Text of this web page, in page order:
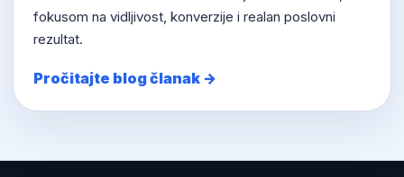
fokusom na vidljivost, konverzije i realan poslovni
rezultat.
Pročitajte blog članak →